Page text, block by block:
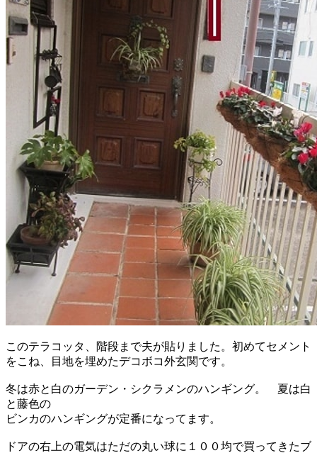
このテラコッタ、階段まで夫が貼りました。初めてセメント
をこね、目地を埋めたデコボコ外玄関です。
冬は赤と白のガーデン・シクラメンのハンギング。 夏は白
と藤色の
ビンカのハンギングが定番になってます。
ドアの右上の電気はただの丸い球に１００均で買ってきたブ